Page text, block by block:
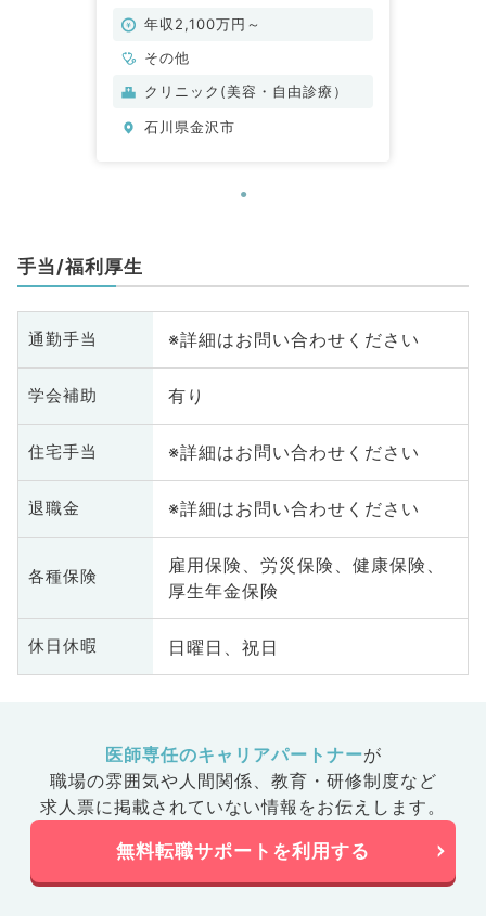
年収2,100万円～
その他
クリニック(美容・自由診療）
石川県金沢市
手当/福利厚生
通勤手当 ※詳細はお問い合わせください
学会補助 有り
住宅手当 ※詳細はお問い合わせください
退職金 ※詳細はお問い合わせください
各種保険
雇用保険、労災保険、健康保険、
厚生年金保険
休日休暇 日曜日、祝日
医師専任のキャリアパートナーが
職場の雰囲気や人間関係、 教育・研修制度など
求人票に掲載されていない情報をお伝えします。
無料転職サポートを利用する